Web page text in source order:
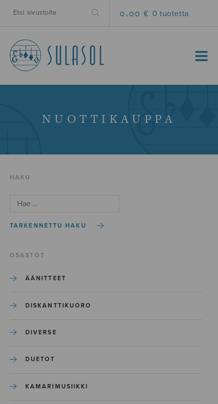
0.00 € 0 tuotetta
MENU
NUOTTIKAUPPA
HAKU
TARKENNETTU HAKU
OSASTOT
ÄÄNITTEET
DISKANTTIKUORO
DIVERSE
DUETOT
KAMARIMUSIIKKI